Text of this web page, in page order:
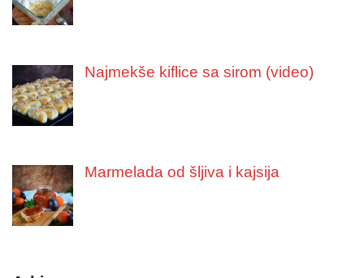
Najmekše kiflice sa sirom (video)
Marmelada od šljiva i kajsija